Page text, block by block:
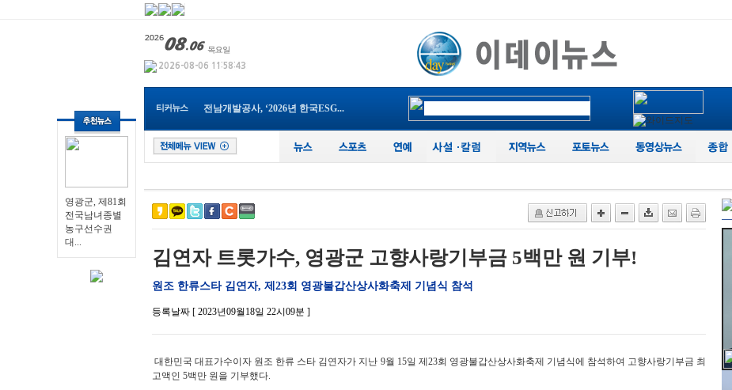
영광군, 제81회
전국남녀종별
농구선수권
대...
티커뉴스
전남광주통합특별시교육청, 202...
순천시, 2027년 세계태권도한마...
전남광주통합특별시교육청, ‘건...
전남광주통합특별시, 폭염·가뭄...
영광군, 제81회 전국남녀종별농...
김연자 트롯가수, 영광군 고향사랑기부금 5백만 원 기부!
원조 한류스타 김연자, 제23회 영광불갑산상사화축제 기념식 참석
등록날짜 [ 2023년09월18일 22시09분 ]
대한민국 대표가수이자 원조 한류 스타 김연자가 지난 9월 15일 제23회 영광불갑산상사화축제 기념식에 참석하여 고향사랑기부금 최
고액인 5백만 원을 기부했다.